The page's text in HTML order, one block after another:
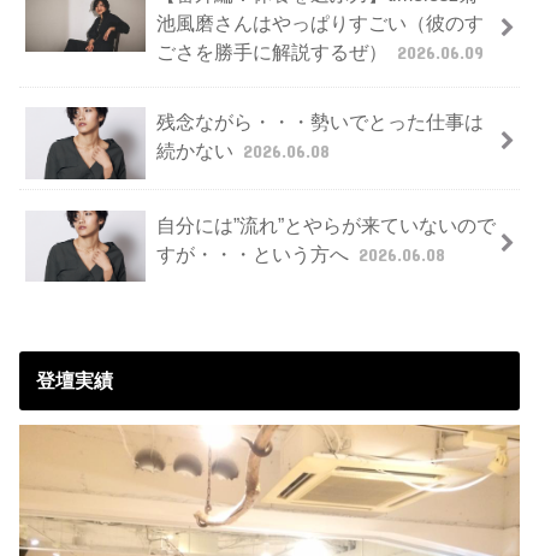
池風磨さんはやっぱりすごい（彼のす
ごさを勝手に解説するぜ）
2026.06.09
残念ながら・・・勢いでとった仕事は
続かない 2026.06.08
自分には”流れ”とやらが来ていないので
すが・・・という方へ 2026.06.08
登壇実績